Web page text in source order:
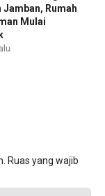
Jamban, Rumah
Mulai
Ruas yang wajib